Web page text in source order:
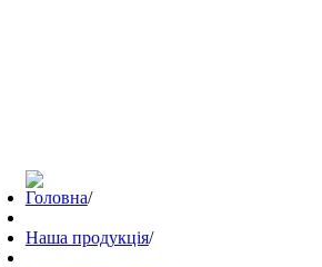
Головна/
Наша продукція/